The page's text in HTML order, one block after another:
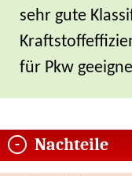
sehr gute
für Pkw
Nachteile